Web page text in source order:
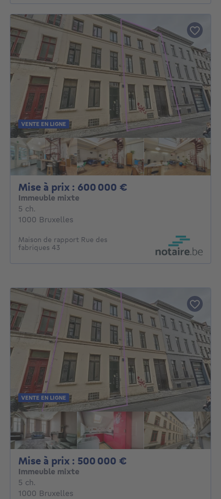
VENTE EN LIGNE
Mise à prix : 600 000 €
Immeuble mixte
5 ch.
1000 Bruxelles
Maison de rapport Rue des
fabriques 43
VENTE EN LIGNE
Mise à prix : 500 000 €
Immeuble mixte
5 ch.
1000 Bruxelles